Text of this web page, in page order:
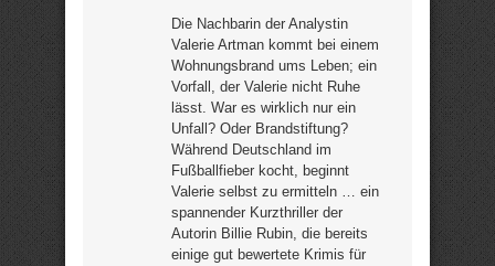
Die Nachbarin der Analystin
Valerie Artman kommt bei einem
Wohnungsbrand ums Leben; ein
Vorfall, der Valerie nicht Ruhe
lässt. War es wirklich nur ein
Unfall? Oder Brandstiftung?
Während Deutschland im
Fußballfieber kocht, beginnt
Valerie selbst zu ermitteln … ein
spannender Kurzthriller der
Autorin Billie Rubin, die bereits
einige gut bewertete Krimis für